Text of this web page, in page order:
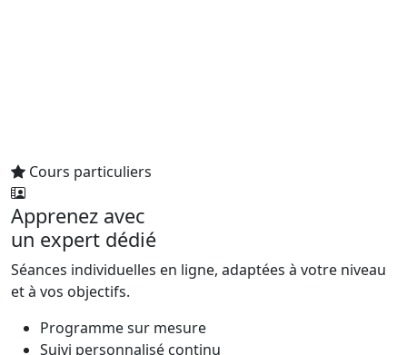
Cours particuliers
Apprenez avec
un expert dédié
Séances individuelles en ligne, adaptées à votre niveau
et à vos objectifs.
Programme sur mesure
Suivi personnalisé continu